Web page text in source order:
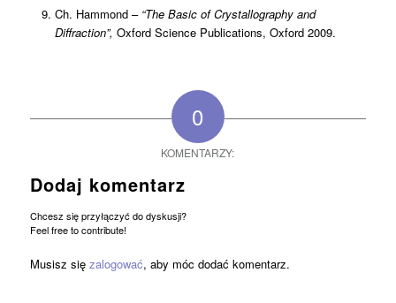
Ch. Hammond – “The Basic of Crystallography and
Diffraction”, Oxford Science Publications, Oxford 2009.
0
KOMENTARZY:
Dodaj komentarz
Chcesz się przyłączyć do dyskusji?
Feel free to contribute!
Musisz się zalogować, aby móc dodać komentarz.